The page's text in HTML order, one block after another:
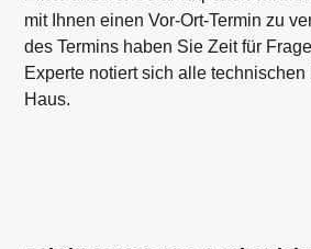
mit Ihnen einen Vor-Ort-Termin zu
des Termins haben Sie Zeit für
Experte notiert sich alle
Haus.